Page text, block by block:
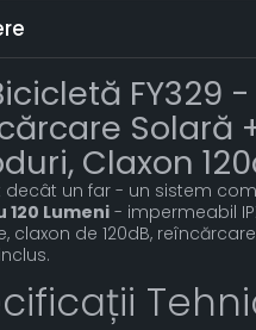
FY329
Solară
Claxon
decât un far - un sistem
120 Lumeni- impermeabil
claxon de 120dB,